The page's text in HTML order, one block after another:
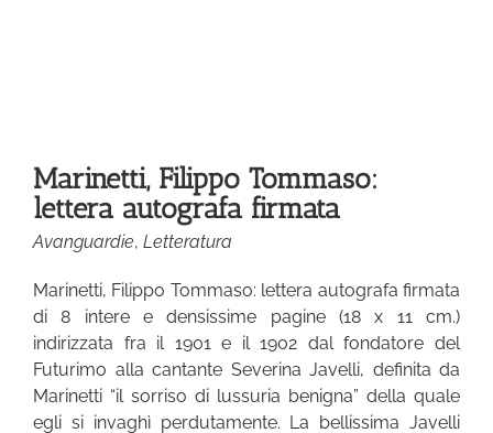
Marinetti, Filippo Tommaso:
lettera autografa firmata
Avanguardie, Letteratura
Marinetti, Filippo Tommaso: lettera autografa firmata
di 8 intere e densissime pagine (18 x 11 cm.)
indirizzata fra il 1901 e il 1902 dal fondatore del
Futurimo alla cantante Severina Javelli, definita da
Marinetti “il sorriso di lussuria benigna” della quale
egli si invaghì perdutamente. La bellissima Javelli